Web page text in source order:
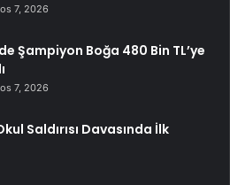
7, 2026
Şampiyon Boğa 480 Bin TL’ye
7, 2026
Saldırısı Davasında İlk